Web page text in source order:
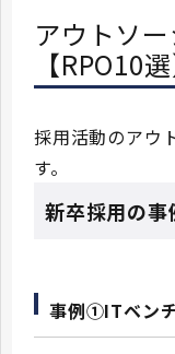
アウトソ
【RPO10選
採用活動のアウ
す。
新卒採用の事
事例①ITベン